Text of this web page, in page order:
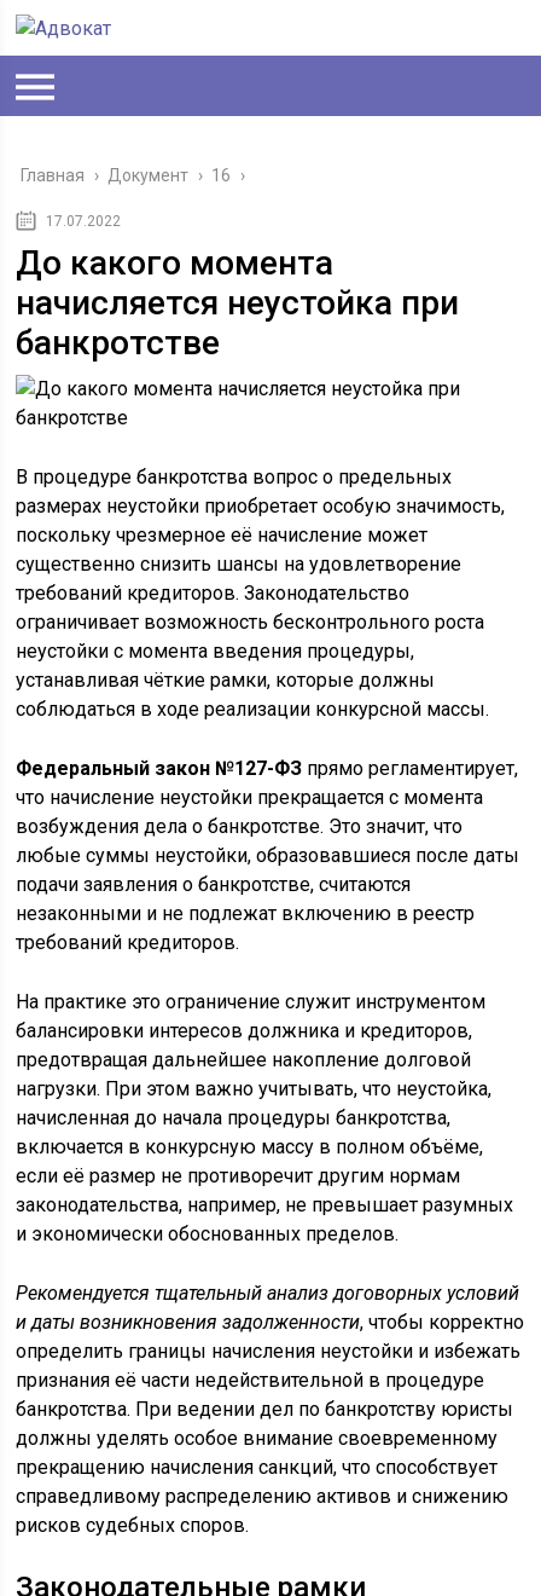
Главная › Документ › 16 ›
17.07.2022
До какого момента
начисляется неустойка при
банкротстве
В процедуре банкротства вопрос о предельных
размерах неустойки приобретает особую значимость,
поскольку чрезмерное её начисление может
существенно снизить шансы на удовлетворение
требований кредиторов. Законодательство
ограничивает возможность бесконтрольного роста
неустойки с момента введения процедуры,
устанавливая чёткие рамки, которые должны
соблюдаться в ходе реализации конкурсной массы.
Федеральный закон №127-ФЗ прямо регламентирует,
что начисление неустойки прекращается с момента
возбуждения дела о банкротстве. Это значит, что
любые суммы неустойки, образовавшиеся после даты
подачи заявления о банкротстве, считаются
незаконными и не подлежат включению в реестр
требований кредиторов.
На практике это ограничение служит инструментом
балансировки интересов должника и кредиторов,
предотвращая дальнейшее накопление долговой
нагрузки. При этом важно учитывать, что неустойка,
начисленная до начала процедуры банкротства,
включается в конкурсную массу в полном объёме,
если её размер не противоречит другим нормам
законодательства, например, не превышает разумных
и экономически обоснованных пределов.
Рекомендуется тщательный анализ договорных условий
и даты возникновения задолженности, чтобы корректно
определить границы начисления неустойки и избежать
признания её части недействительной в процедуре
банкротства. При ведении дел по банкротству юристы
должны уделять особое внимание своевременному
прекращению начисления санкций, что способствует
справедливому распределению активов и снижению
рисков судебных споров.
Законодательные рамки